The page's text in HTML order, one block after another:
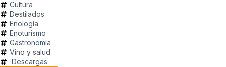
Cultura
Destilados
Enología
Enoturismo
Gastronomía
Vino y salud
Descargas